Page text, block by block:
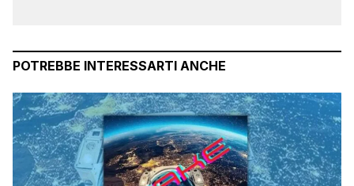
POTREBBE INTERESSARTI ANCHE